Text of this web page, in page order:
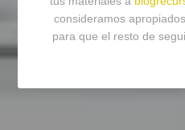
consideramos
para que el resto de